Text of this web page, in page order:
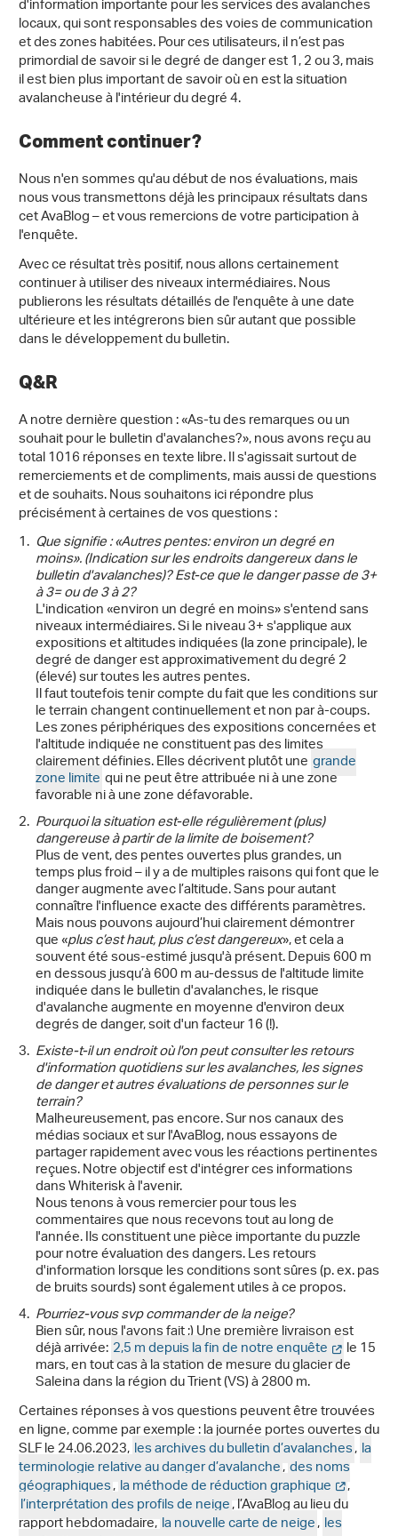
d'information importante pour les services des avalanches
locaux, qui sont responsables des voies de communication
et des zones habitées. Pour ces utilisateurs, il n’est pas
primordial de savoir si le degré de danger est 1, 2 ou 3, mais
il est bien plus important de savoir où en est la situation
avalancheuse à l'intérieur du degré 4.
Comment continuer?
Nous n'en sommes qu'au début de nos évaluations, mais
nous vous transmettons déjà les principaux résultats dans
cet AvaBlog – et vous remercions de votre participation à
l'enquête.
Avec ce résultat très positif, nous allons certainement
continuer à utiliser des niveaux intermédiaires. Nous
publierons les résultats détaillés de l'enquête à une date
ultérieure et les intégrerons bien sûr autant que possible
dans le développement du bulletin.
Q&R
A notre dernière question : «As-tu des remarques ou un
souhait pour le bulletin d'avalanches?», nous avons reçu au
total 1016 réponses en texte libre. Il s'agissait surtout de
remerciements et de compliments, mais aussi de questions
et de souhaits. Nous souhaitons ici répondre plus
précisément à certaines de vos questions :
Que signifie : «Autres pentes: environ un degré en
moins». (Indication sur les endroits dangereux dans le
bulletin d'avalanches)? Est-ce que le danger passe de 3+
à 3= ou de 3 à 2?
L'indication «environ un degré en moins» s'entend sans
niveaux intermédiaires. Si le niveau 3+ s'applique aux
expositions et altitudes indiquées (la zone principale), le
degré de danger est approximativement du degré 2
(élevé) sur toutes les autres pentes.
Il faut toutefois tenir compte du fait que les conditions sur
le terrain changent continuellement et non par à-coups.
Les zones périphériques des expositions concernées et
l'altitude indiquée ne constituent pas des limites
clairement définies. Elles décrivent plutôt unegrande
zone limitequi ne peut être attribuée ni à une zone
favorable ni à une zone défavorable.
Pourquoi la situation est-elle régulièrement (plus)
dangereuse à partir de la limite de boisement?
Plus de vent, des pentes ouvertes plus grandes, un
temps plus froid – il y a de multiples raisons qui font que le
danger augmente avec l’altitude. Sans pour autant
connaître l'influence exacte des différents paramètres.
Mais nous pouvons aujourd’hui clairement démontrer
que «plus c’est haut, plus c’est dangereux», et cela a
souvent été sous-estimé jusqu'à présent. Depuis 600 m
en dessous jusqu’à 600 m au-dessus de l'altitude limite
indiquée dans le bulletin d'avalanches, le risque
d'avalanche augmente en moyenne d'environ deux
degrés de danger, soit d'un facteur 16 (!).
Existe-t-il un endroit où l'on peut consulter les retours
d'information quotidiens sur les avalanches, les signes
de danger et autres évaluations de personnes sur le
terrain?
Malheureusement, pas encore. Sur nos canaux des
médias sociaux et sur l'AvaBlog, nous essayons de
partager rapidement avec vous les réactions pertinentes
reçues. Notre objectif est d'intégrer ces informations
dans Whiterisk à l'avenir.
Nous tenons à vous remercier pour tous les
commentaires que nous recevons tout au long de
l'année. Ils constituent une pièce importante du puzzle
pour notre évaluation des dangers. Les retours
d'information lorsque les conditions sont sûres (p. ex. pas
de bruits sourds) sont également utiles à ce propos.
Pourriez-vous svp commander de la neige?
Bien sûr, nous l'avons fait ;) Une première livraison est
déjà arrivée:2,5 m depuis la fin de notre enquête le 15
mars, en tout cas à la station de mesure du glacier de
Saleina dans la région du Trient (VS) à 2800 m.
Certaines réponses à vos questions peuvent être trouvées
en ligne, comme par exemple : la journée portes ouvertes du
SLF le 24.06.2023,les archives du bulletin d’avalanches,la
terminologie relative au danger d’avalanche,des noms
géographiques,la méthode de réduction graphique ,
l’interprétation des profils de neige, l’AvaBlog au lieu du
rapport hebdomadaire,la nouvelle carte de neige,les